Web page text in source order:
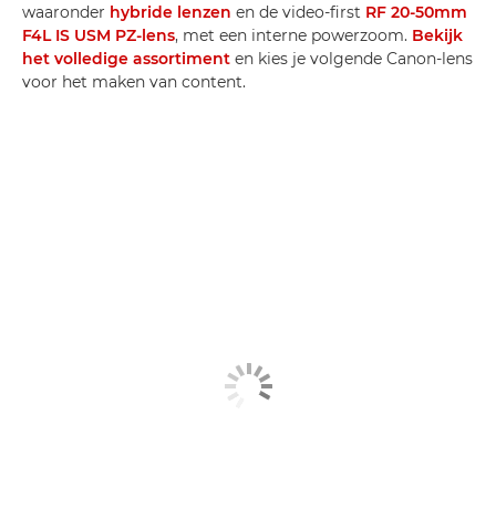
waaronder hybride lenzen en de video-first RF 20-50mm
F4L IS USM PZ-lens, met een interne powerzoom. Bekijk
het volledige assortiment en kies je volgende Canon-lens
voor het maken van content.